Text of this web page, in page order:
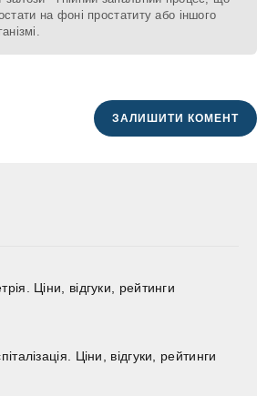
Ціни, відгуки, рейтинги
Ціни, відгуки, рейтинги
на фоні простатиту або іншого
ЗАЛИШИТИ КОМЕНТ